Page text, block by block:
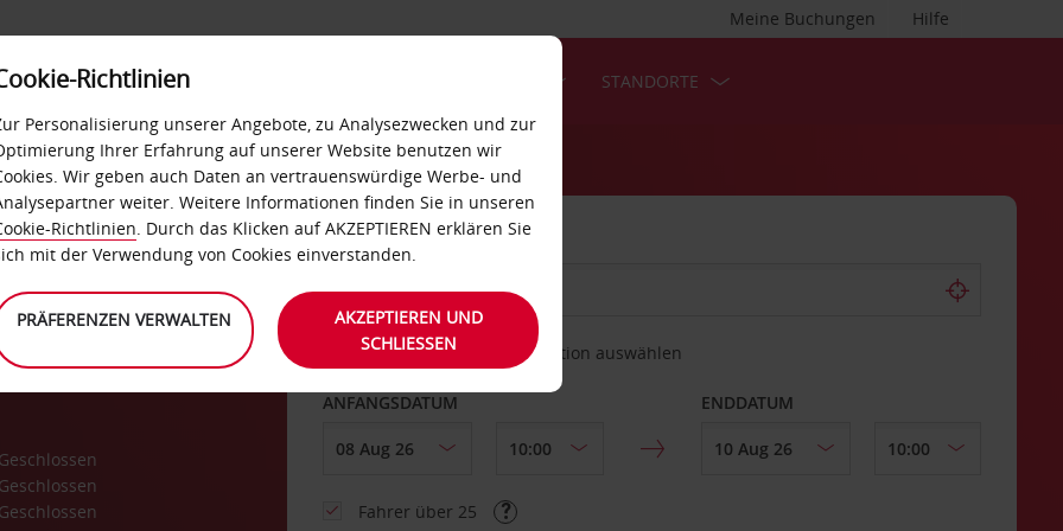
Hilfe
Meine Buchungen
LOYALTY SELF-SERVICES STANDORTE
Geschlossen
Geschlossen
Geschlossen
ABHOLEN VON
Eine andere Rückgabestation auswählen
ANFANGSDATUM ENDDATUM
Fahrer über 25
Richtlinien
Personalisierung unserer Angebote, zu Analysezwecken und zur
Ihrer Erfahrung auf unserer Website benutzen wir
Wir geben auch Daten an vertrauenswürdige Werbe- und
weiter. Weitere Informationen finden Sie in unseren
Richtlinien. Durch das Klicken auf AKZEPTIEREN erklären Sie
mit der Verwendung von Cookies einverstanden.
PRÄFERENZEN VERWALTEN
AKZEPTIEREN UND
SCHLIESSEN